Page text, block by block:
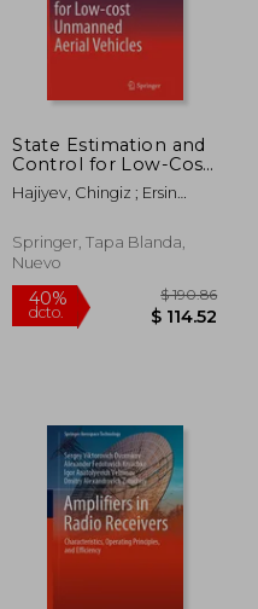
40%
dcto.
State Estimation and
Control for Low-Cost
Unmanned Aerial
Vehicles (en Inglés)
Hajiyev, Chingiz ; Ersin
S&#305;tk&#305;
Springer, Tapa Blanda,
Nuevo